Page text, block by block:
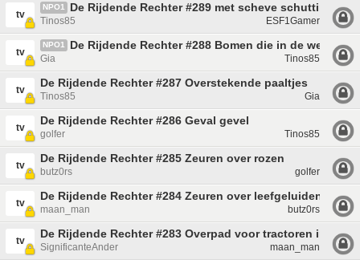
tv
NPO1 De Rijdende Rechter #289 met scheve schuttingen
Tinos85 ESF1Gamer
tv
NPO1 De Rijdende Rechter #288 Bomen die in de weg
Gia Tinos85
tv
De Rijdende Rechter #287 Overstekende paaltjes
Tinos85 Gia
tv
De Rijdende Rechter #286 Geval gevel
golfer Tinos85
tv
De Rijdende Rechter #285 Zeuren over rozen
butz0rs golfer
tv
De Rijdende Rechter #284 Zeuren over leefgeluiden
maan_man butz0rs
tv
De Rijdende Rechter #283 Overpad voor tractoren in
SignificanteAnder maan_man